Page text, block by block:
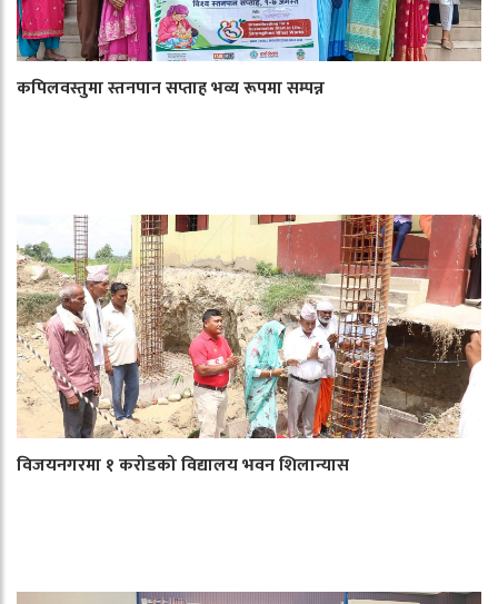
कपिलवस्तुमा स्तनपान सप्ताह भव्य रूपमा सम्पन्न
विजयनगरमा १ करोडको विद्यालय भवन शिलान्यास